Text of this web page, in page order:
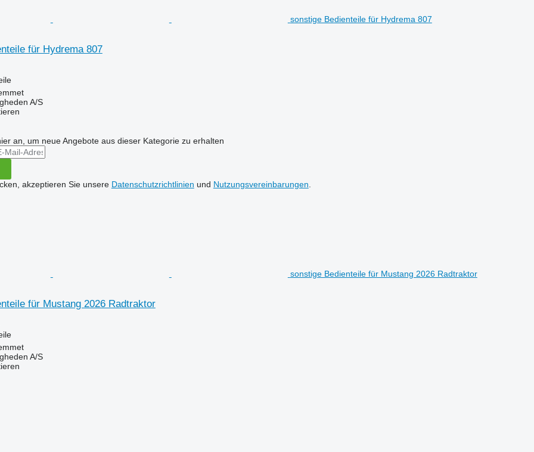
sonstige Bedienteile für Hydrema 807
für Hydrema 807
A/S
an, um neue Angebote aus dieser Kategorie zu erhalten
akzeptieren Sie unsere Datenschutzrichtlinien und Nutzungsvereinbarungen
sonstige Bedienteile für Mustang 2026 Radtraktor
für Mustang 2026 Radtraktor
A/S